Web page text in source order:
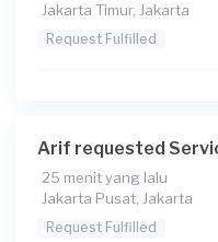
Jakarta Timur, Jakarta
Request Fulfilled
Arif requested
25 menit yang lalu
Jakarta Pusat, Jakarta
Request Fulfilled